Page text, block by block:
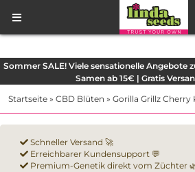
Sommer SALE! Viele sensationelle Angebote
Samen ab 15€ | Gratis
Startseite » CBD Blüten » Gorilla Grillz Cherry
Schneller Versand 🚀
Erreichbarer Kundensupport 💬
Premium-Genetik direkt vom Züchter